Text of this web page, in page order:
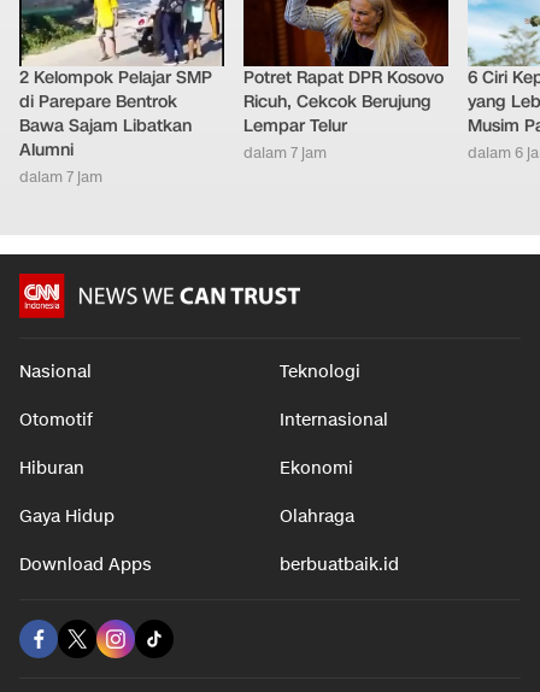
2 Kelompok Pelajar SMP
di Parepare Bentrok
Bawa Sajam Libatkan
Alumni
dalam 7 jam
Potret Rapat DPR Kosovo
Ricuh, Cekcok Berujung
Lempar Telur
dalam 7 jam
6 Ciri
yang
Musim
dalam 6
Nasional Teknologi
Otomotif Internasional
Hiburan Ekonomi
Gaya Hidup Olahraga
Download Apps berbuatbaik.id